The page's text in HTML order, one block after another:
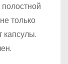
только
капсулы.